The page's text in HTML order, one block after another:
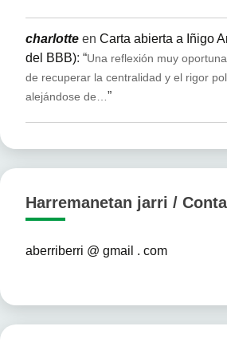
charlotte en Carta abierta a Iñigo
del BBB): “Una reflexión muy
de recuperar la centralidad y el rigor
alejándose de… ”
Harremanetan jarri /
aberriberri @ gmail . com